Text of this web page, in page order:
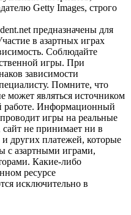
Getty Images, строго
предназначены для
в азартных играх
Соблюдайте
игры. При
зависимости
Помните, что
может являться источником
работе. Информационный
игры на реальные
не принимает ни в
других платежей, которые
с азартными играми,
Какие-либо
ресурсе
исключительно в